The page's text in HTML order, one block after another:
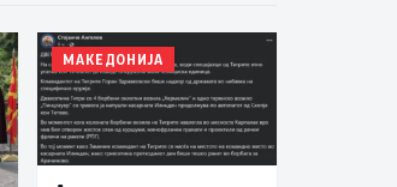
МАКЕДОНИЈА